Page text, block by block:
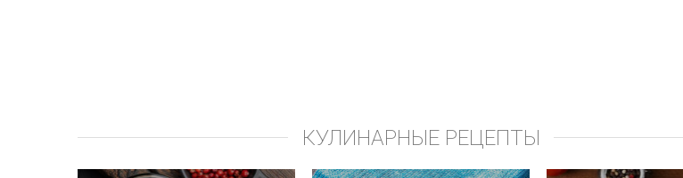
КУЛИНАРНЫЕ РЕЦЕПТЫ